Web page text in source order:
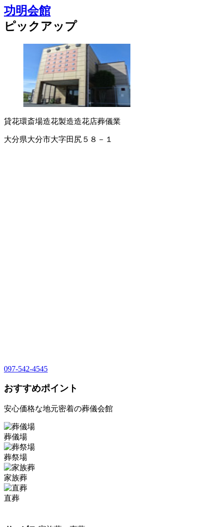
功明会館
ピックアップ
貸花環斎場造花製造造花店葬儀業
大分県大分市大字田尻５８－１
097-542-4545
おすすめポイント
安心価格な地元密着の葬儀会館
葬儀場
葬祭場
家族葬
直葬